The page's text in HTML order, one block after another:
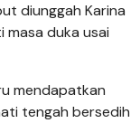
diunggah Karina
duka usai
mendapatkan
tengah bersedih